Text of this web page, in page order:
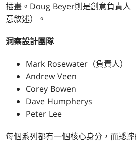
插畫。Doug Beyer則是創意負責人
意敘述）。
洞察設計團隊
Mark Rosewater（負責人）
Andrew Veen
Corey Bowen
Dave Humpherys
Peter Lee
每個系列都有一個核心身分，而蟋